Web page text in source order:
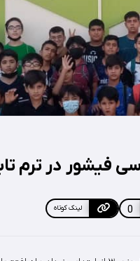
در ترم
0 لینک کوتاه